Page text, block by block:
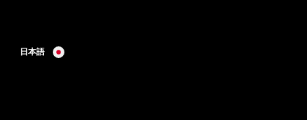
日本語